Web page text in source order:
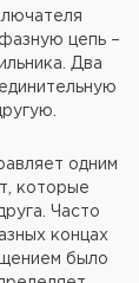
цепь –
Два
одним
которые
Часто
концах
было